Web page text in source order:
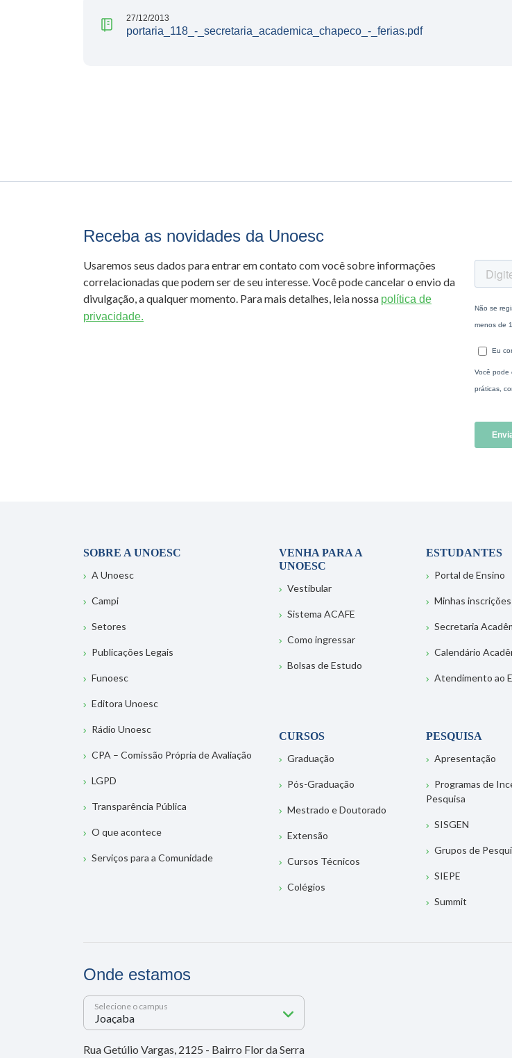
27/12/2013
portaria_118_-_secretaria_academica_chapeco_-_ferias.pdf
Receba as novidades da Unoesc
Usaremos seus dados para entrar em contato com você sobre informações
correlacionadas que podem ser de seu interesse. Você pode cancelar o envio da
divulgação, a qualquer momento. Para mais detalhes, leia nossa política de
privacidade.
SOBRE A UNOESC
A Unoesc
Campi
Setores
Publicações Legais
Funoesc
Editora Unoesc
Rádio Unoesc
CPA – Comissão Própria de Avaliação
LGPD
Transparência Pública
O que acontece
Serviços para a Comunidade
VENHA PARA A
UNOESC
Vestibular
Sistema ACAFE
Como ingressar
Bolsas de Estudo
ESTUDANTES
Portal de Ensino
Minhas inscrições
Secretaria
Calendário
Atendimento ao
CURSOS
Graduação
Pós-Graduação
Mestrado e Doutorado
Extensão
Cursos Técnicos
Colégios
PESQUISA
Apresentação
Programas de
Pesquisa
SISGEN
Grupos de
SIEPE
Summit
Onde estamos
Selecione o campus
Rua Getúlio Vargas, 2125 - Bairro Flor da Serra